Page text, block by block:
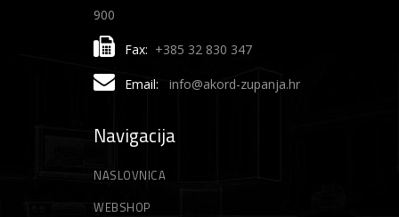
900
Fax: +385 32 830 347
Email: info@akord-zupanja.hr
Navigacija
NASLOVNICA
WEBSHOP